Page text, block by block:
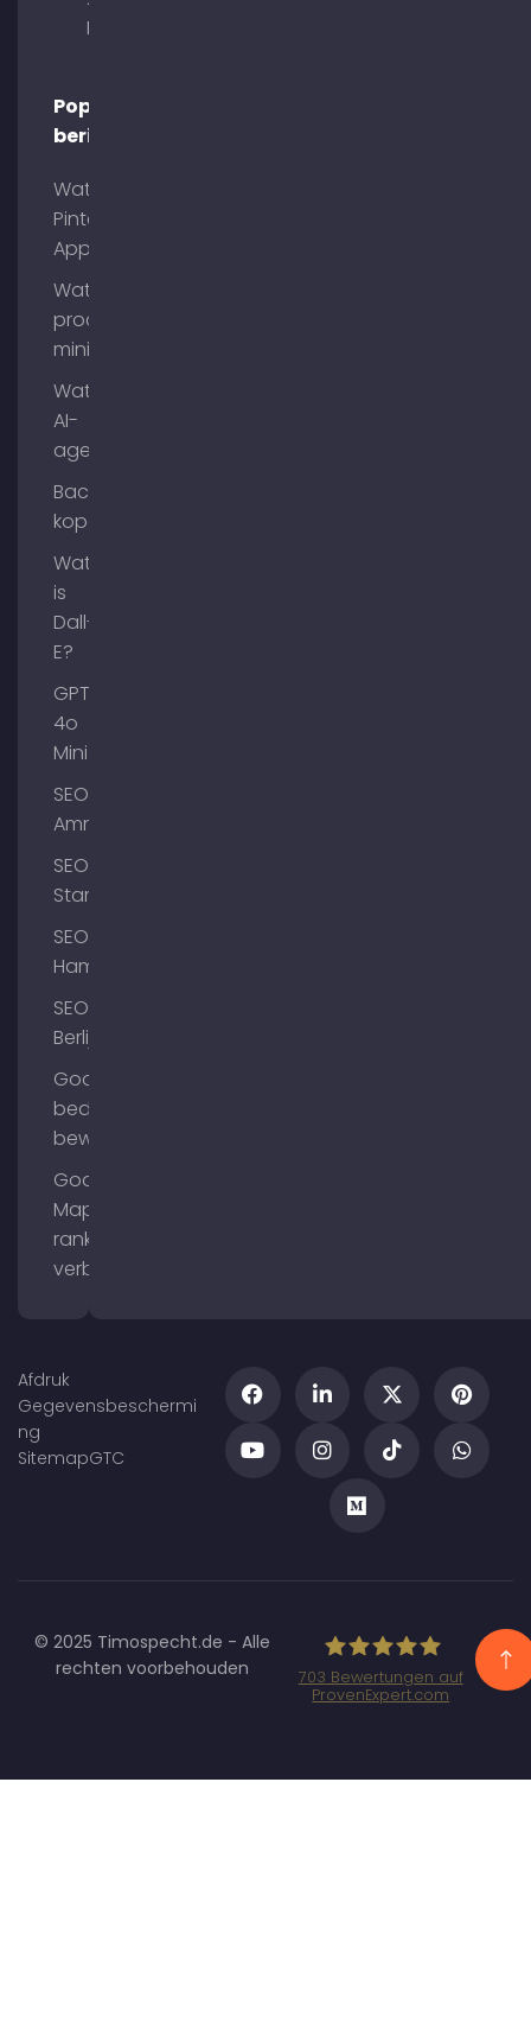
München
Populaire
berichten
Wat is
Pinterest
App?
Wat is
process
mining?
Wat zijn
AI-
agenten?
Backlinks
kopen
Wat
is
Dall-
E?
GPT-
4o
Mini
SEO
Ammersee
SEO
Starnberg
SEO
Hamburg
SEO
Berlijn
Google
bedrijfsprofiel
bewerken
Google
Maps
ranking
verbeteren
Afdruk
Gegevensbeschermi
ng
SitemapGTC
© 2025 Timospecht.de - Alle
rechten voorbehouden
Marketing GmbH
703 Bewertungen auf
ProvenExpert.com